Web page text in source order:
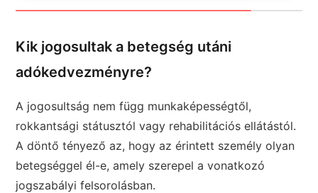
Kik jogosultak a betegség utáni
adókedvezményre?
A jogosultság nem függ munkaképességtől,
rokkantsági státusztól vagy rehabilitációs ellátástól.
A döntő tényező az, hogy az érintett személy olyan
betegséggel él-e, amely szerepel a vonatkozó
jogszabályi felsorolásban.